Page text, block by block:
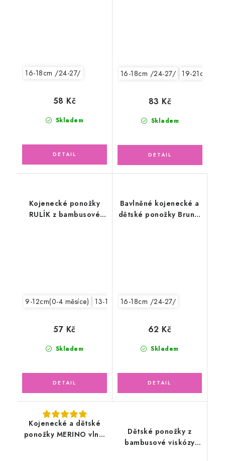
16-18cm /24-27/
Skladem
58 Kč
16-18cm /24-27/ 19-21cm /
Skladem
83 Kč
Kojenecké ponožky
RULÍK z bambusové
9-12cm(0-4 měsíce) 13-15cm /19-22/
Skladem
57 Kč
Bavlněné kojenecké a
dětské ponožky Bruno,
16-18cm /24-27/
Skladem
62 Kč
Kojenecké a dětské
ponožky MERINO vlna,
Dětské ponožky z
bambusové viskózy